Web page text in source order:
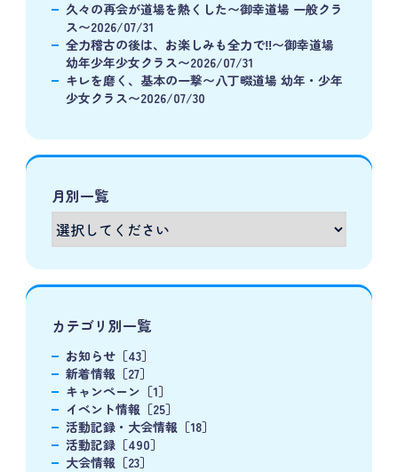
久々の再会が道場を熱くした〜御幸道場 一般クラ
ス〜2026/07/31
全力稽古の後は、お楽しみも全力で‼️〜御幸道場
幼年少年少女クラス〜2026/07/31
キレを磨く、基本の一撃〜八丁畷道場 幼年・少年
少女クラス〜2026/07/30
月別一覧
カテゴリ別一覧
お知らせ［43］
新着情報［27］
キャンペーン［1］
イベント情報［25］
活動記録・大会情報［18］
活動記録［490］
大会情報［23］